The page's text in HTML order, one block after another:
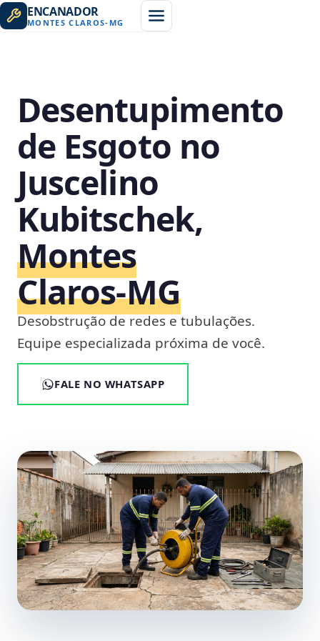
ENCANADOR
MONTES CLAROS- MG
Desentupimento
de Esgoto no
Juscelino
Kubitschek,
Montes
Claros‑MG
Desobstrução de redes e tubulações.
Equipe especializada próxima de você.
FALE NO WHATSAPP